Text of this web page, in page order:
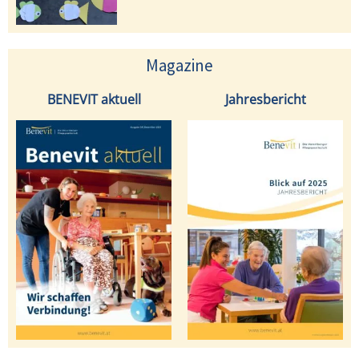
Magazine
BENEVIT aktuell Jahresbericht